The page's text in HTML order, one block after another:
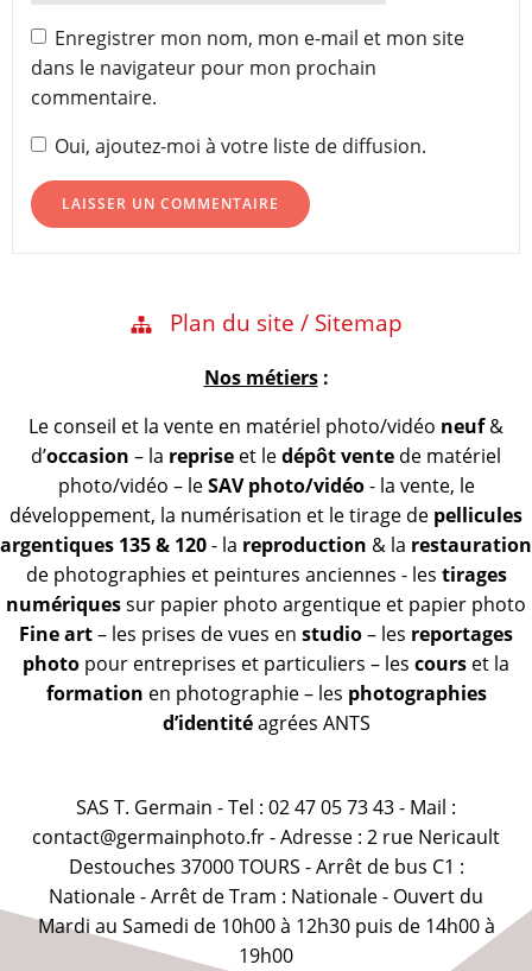
Enregistrer mon nom, mon e-mail et mon site
dans le navigateur pour mon prochain
commentaire.
Oui, ajoutez-moi à votre liste de diffusion.
Plan du site / Sitemap
Nos métiers:
Le conseil et la vente en matériel photo/vidéo neuf&
d’occasion – la reprise et ledépôt vente de matériel
photo/vidéo – leSAV photo/vidéo- la vente, le
développement, la numérisation et le tirage de pellicules
argentiques 135 & 120- la reproduction & la restauration
de photographies et peintures anciennes - les tirages
numériquessur papier photo argentique et papier photo
Fine art– les prises de vues en studio– les reportages
photo pour entreprises et particuliers – les cours et la
formation en photographie – les photographies
d’identitéagrées ANTS
SAS T. Germain - Tel : 02 47 05 73 43 - Mail :
contact@germainphoto.fr - Adresse : 2 rue Nericault
Destouches 37000 TOURS - Arrêt de bus C1 :
Nationale - Arrêt de Tram : Nationale - Ouvert du
Mardi au Samedi de 10h00 à 12h30 puis de 14h00 à
19h00